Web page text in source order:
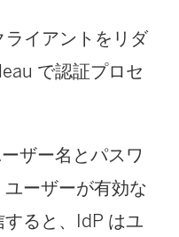
イアントをリダ
で認証プロセ
ザー名とパスワ
ーザーが有効な
ると、IdP はユ